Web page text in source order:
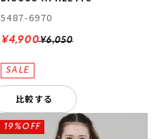
5487-6970
¥6,050
¥4,900
比較する
19%OFF